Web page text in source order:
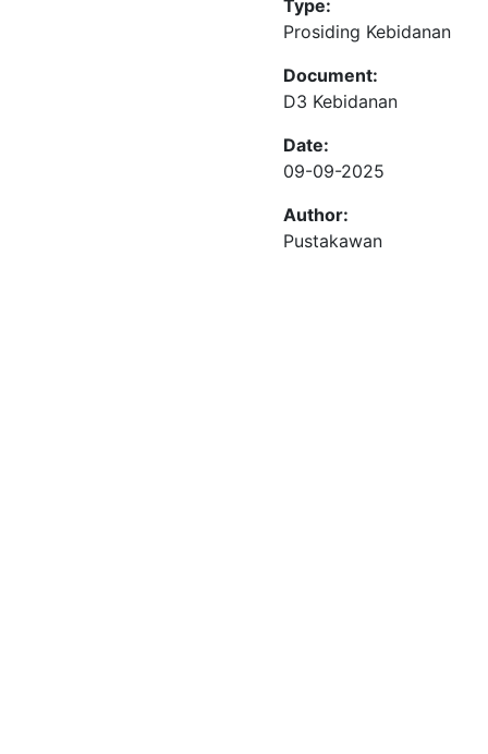
Type:
Prosiding Kebidanan
Document:
D3 Kebidanan
Date:
09-09-2025
Author:
Pustakawan